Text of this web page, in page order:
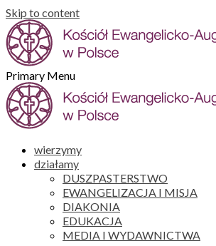
Skip to content
Primary Menu
wierzymy
działamy
DUSZPASTERSTWO
EWANGELIZACJA I MISJA
DIAKONIA
EDUKACJA
MEDIA I WYDAWNICTWA